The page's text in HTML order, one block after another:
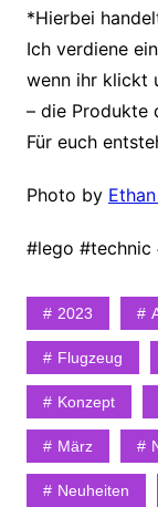
*Hierbei
Ich verdiene
wenn ihr klickt
– die Produkte
Für euch
Photo by
#lego #technic
2023
Flugzeug
Konzept
März
Neuheiten